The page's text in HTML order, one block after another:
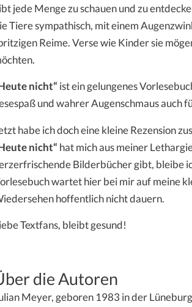
jede Menge zu schauen und zu
Tiere sympathisch, mit einem
Reime. Verse wie Kinder sie
nicht“ ist ein gelungenes
und wahrer Augenschmaus auch
habe ich doch eine kleine Rezension
nicht“ hat mich aus meiner
Bilderbücher gibt, bleibe
wartet hier bei mir auf meine
hoffentlich nicht dauern.
Textfans, bleibt gesund!
die Autoren
Meyer, geboren 1983 in der